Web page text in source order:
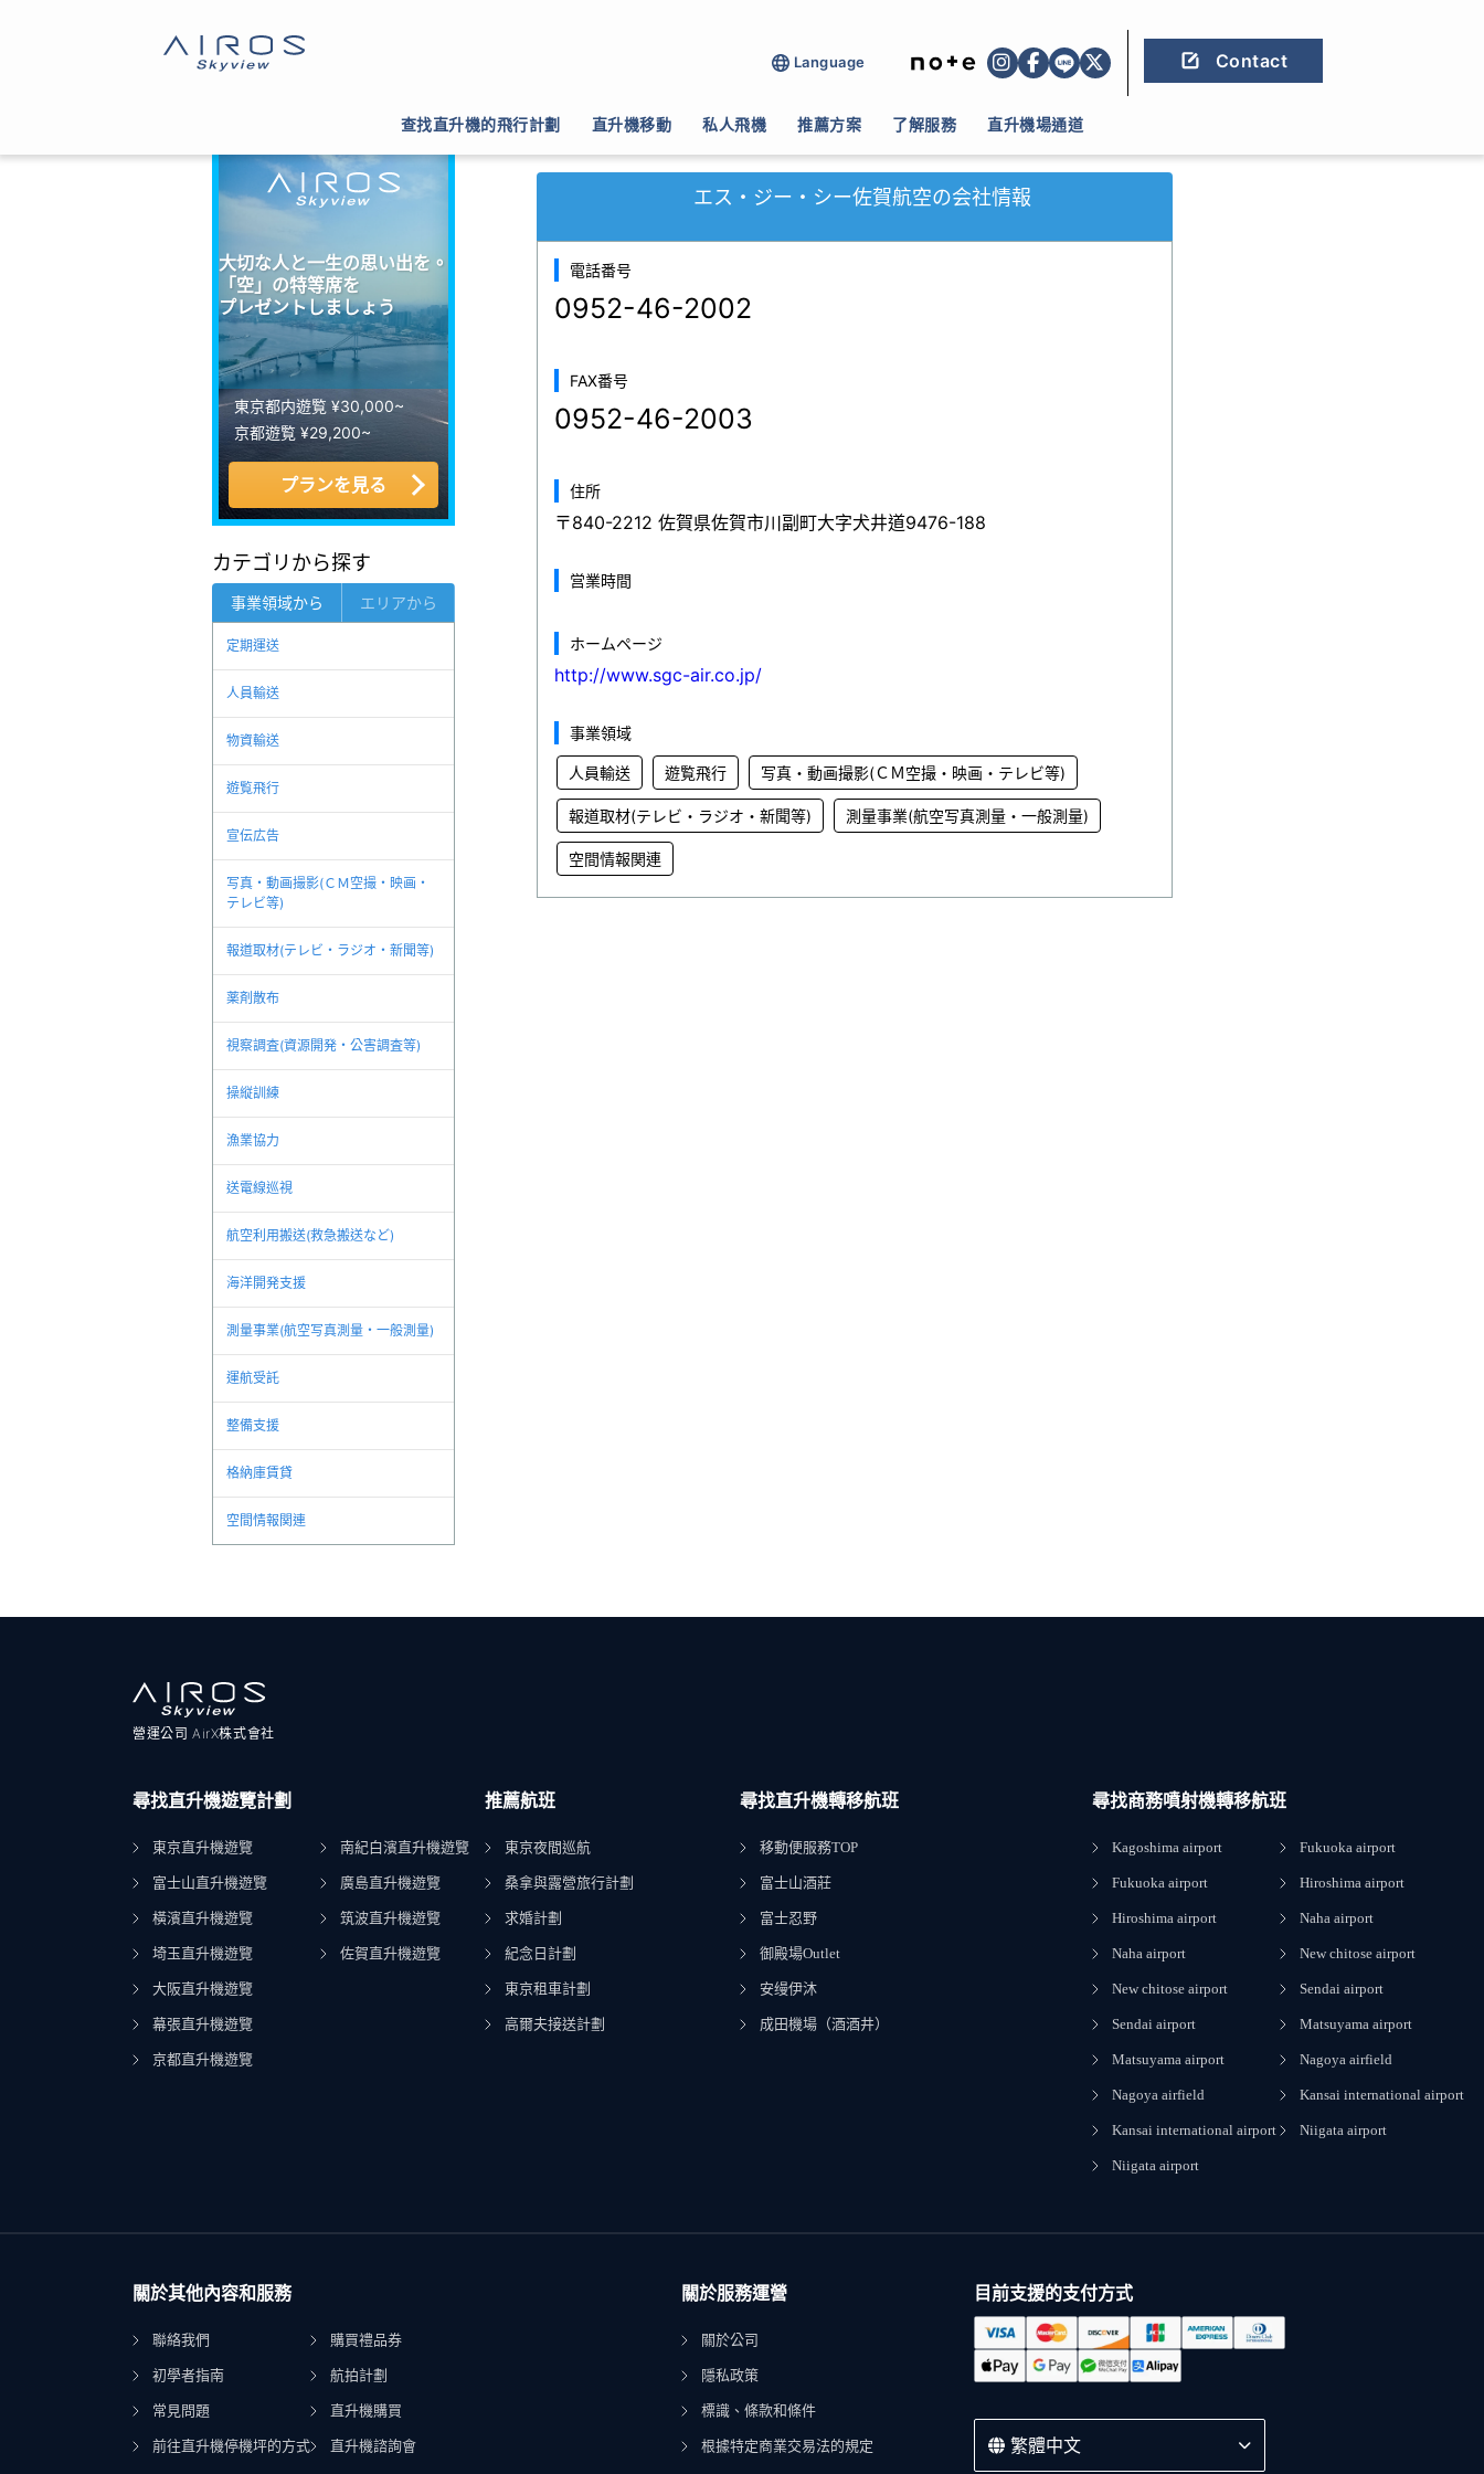
Language Contact
查找直升機的飛行計劃 直升機移動 私人飛機 推薦方案 了解服務 直升機場通道
大切な人と一生の思い出を。
「空」の特等席を
プレゼントしましょう
東京都内遊覧 ¥30,000~
京都遊覧 ¥29,200~
プランを見る
カテゴリから探す
事業領域から エリアから
定期運送
人員輸送
物資輸送
遊覧飛行
宣伝広告
写真・動画撮影(ＣＭ空撮・映画・
テレビ等)
報道取材(テレビ・ラジオ・新聞等)
薬剤散布
視察調査(資源開発・公害調査等)
操縦訓練
漁業協力
送電線巡視
航空利用搬送(救急搬送など)
海洋開発支援
測量事業(航空写真測量・一般測量)
運航受託
整備支援
格納庫賃貸
空間情報関連
エス・ジー・シー佐賀航空の会社情報
電話番号
0952-46-2002
FAX番号
0952-46-2003
住所
〒840-2212 佐賀県佐賀市川副町大字犬井道9476-188
営業時間
ホームページ
http://www.sgc-air.co.jp/
事業領域
人員輸送 遊覧飛行 写真・動画撮影(ＣＭ空撮・映画・テレビ等)
報道取材(テレビ・ラジオ・新聞等) 測量事業(航空写真測量・一般測量)
空間情報関連
營運公司 AirX株式會社
尋找直升機遊覽計劃
東京直升機遊覽
富士山直升機遊覽
橫濱直升機遊覽
埼玉直升機遊覽
大阪直升機遊覽
幕張直升機遊覽
京都直升機遊覽
南紀白濱直升機遊覽
廣島直升機遊覽
筑波直升機遊覽
佐賀直升機遊覽
推薦航班
東京夜間巡航
桑拿與露營旅行計劃
求婚計劃
紀念日計劃
東京租車計劃
高爾夫接送計劃
尋找直升機轉移航班
移動便服務TOP
富士山酒莊
富士忍野
御殿場Outlet
安缦伊沐
成田機場（酒酒井）
尋找商務噴射機轉移航班
Kagoshima airport
Fukuoka airport
Hiroshima airport
Naha airport
New chitose airport
Sendai airport
Matsuyama airport
Nagoya airfield
Kansai international airport
Niigata airport
Fukuoka airport
Hiroshima airport
Naha airport
New chitose airport
Sendai airport
Matsuyama airport
Nagoya airfield
Kansai international airport
Niigata airport
關於其他內容和服務
聯絡我們
初學者指南
常見問題
前往直升機停機坪的方式
購買禮品券
航拍計劃
直升機購買
直升機諮詢會
關於服務運營
關於公司
隱私政策
標識、條款和條件
根據特定商業交易法的規定
目前支援的支付方式
繁體中文